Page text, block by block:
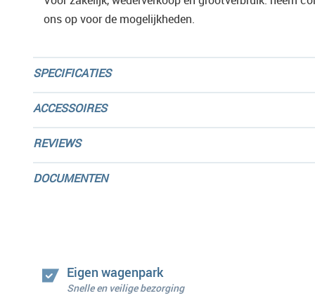
ons op voor de mogelijkheden.
SPECIFICATIES
ACCESSOIRES
REVIEWS
DOCUMENTEN
Eigen wagenpark
Snelle en veilige bezorging